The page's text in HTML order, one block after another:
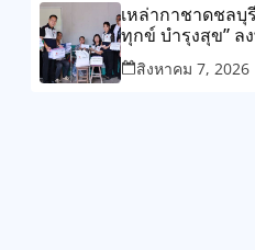
เหล่ากาชาดชลบุ
ทุกข์ บำรุงสุข”
ช่วยเหลือและถุง
สิงหาคม 7, 2026